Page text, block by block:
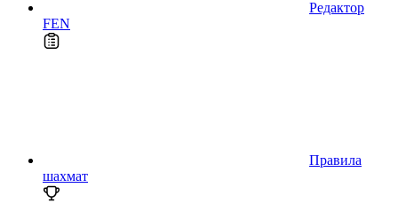
Редактор
FEN
Правила
шахмат